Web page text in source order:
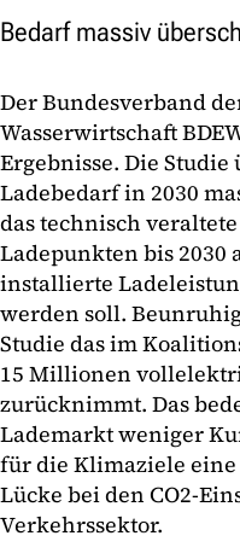
Bedarf massiv
Der Bundesverband
Wasserwirtschaft
Ergebnisse. Die
Ladebedarf in 2030
das technisch
Ladepunkten bis 2030
installierte
werden soll.
Studie das im
15 Millionen
zurücknimmt. Das
Lademarkt weniger
für die Klimaziele
Lücke bei den CO2-
Verkehrssektor.